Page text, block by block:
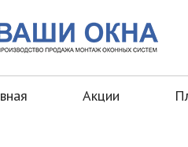
Акции